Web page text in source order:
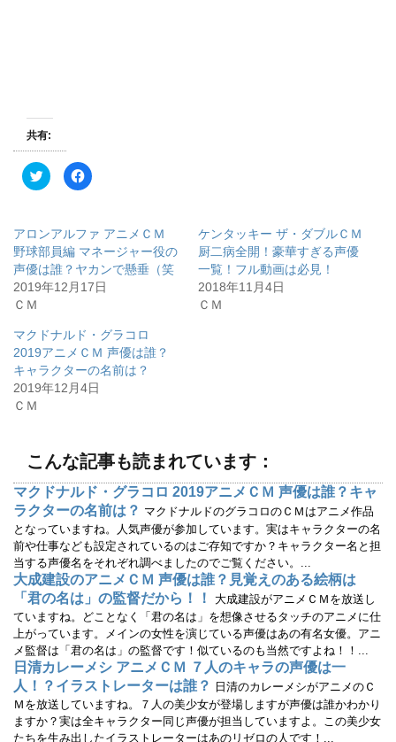
共有:
ク
リ
て
T
w
i
t
t
e
有
新
し
い
ウ
ィ
き
ま
す
F
a
o
k
で
共
有
す
ク
ッ
ク
し
て
く
し
い
ウ
ィ
ン
ド
ウ
で
開
き
ま
す
)
アロンアルファ アニメＣＭ
野球部員編 マネージャー役の
声優は誰？ヤカンで懸垂（笑
2019年12月17日
ＣＭ
ケンタッキー ザ・ダブルＣＭ
厨二病全開！豪華すぎる声優
一覧！フル動画は必見！
2018年11月4日
ＣＭ
マクドナルド・グラコロ
2019アニメＣＭ 声優は誰？
キャラクターの名前は？
2019年12月4日
ＣＭ
こんな記事も読まれています：
マクドナルド・グラコロ 2019アニメＣＭ 声優は誰？キャ
ラクターの名前は？ マクドナルドのグラコロのＣＭはアニメ作品
となっていますね。人気声優が参加しています。実はキャラクターの名
前や仕事なども設定されているのはご存知ですか？キャラクター名と担
当する声優名をそれぞれ調べましたのでご覧ください。...
大成建設のアニメＣＭ 声優は誰？見覚えのある絵柄は
「君の名は」の監督だから！！
大成建設がアニメＣＭを放送し
ていますね。どことなく「君の名は」を想像させるタッチのアニメに仕
上がっています。メインの女性を演じている声優はあの有名女優。アニ
メ監督は「君の名は」の監督です！似ているのも当然ですよね！！...
日清カレーメシ アニメＣＭ ７人のキャラの声優は一
人！？イラストレーターは誰？
日清のカレーメシがアニメのＣ
Ｍを放送していますね。７人の美少女が登場しますが声優は誰かわかり
ますか？実は全キャラクター同じ声優が担当していますよ。この美少女
たちを生み出したイラストレーターはあのリゼロの人です！...